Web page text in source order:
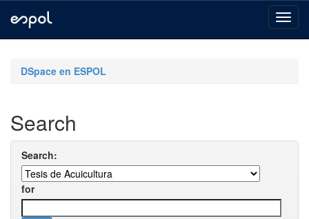
navigationDSpace en ESPOL
Search
Search:
for